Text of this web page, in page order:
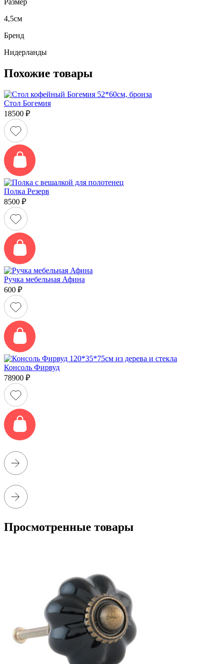
Размер
4,5см
Бренд
Нидерланды
Похожие товары
Стол Богемия
18500 ₽
Полка Резерв
8500 ₽
Ручка мебельная Афина
600 ₽
Консоль Фирвуд
78900 ₽
Просмотренные товары